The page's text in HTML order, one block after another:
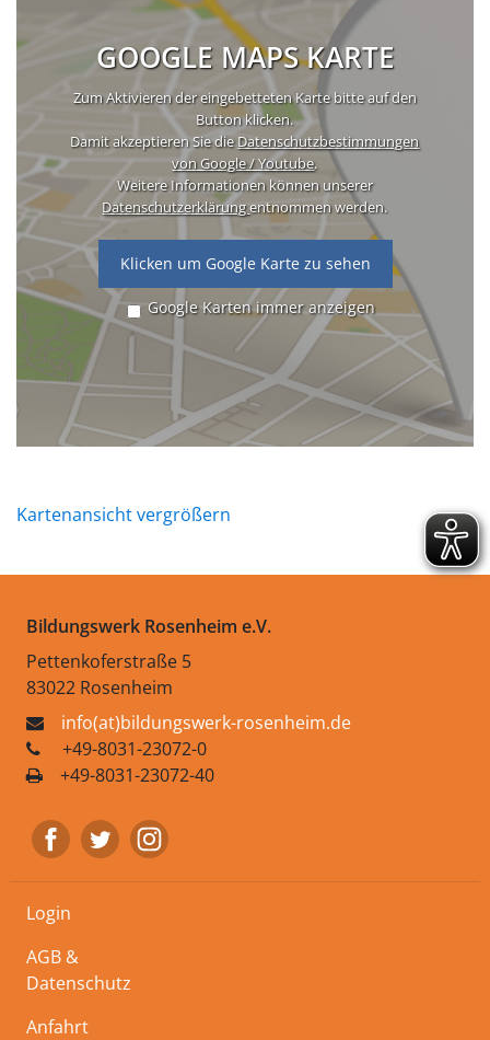
GOOGLE MAPS KARTE
Zum Aktivieren der eingebetteten Karte bitte auf den
Button klicken.
Damit akzeptieren Sie dieDatenschutzbestimmungen
von Google / Youtube.
Weitere Informationen können unserer
Datenschutzerklärungentnommen werden.
Klicken um Google Karte zu sehen
Google Karten immer anzeigen
Kartenansicht vergrößern
Bildungswerk Rosenheim e.V.
Pettenkoferstraße 5
83022 Rosenheim
info(at)bildungswerk-rosenheim.de
+49-8031-23072-0
+49-8031-23072-40
Login
AGB &
Datenschutz
Anfahrt